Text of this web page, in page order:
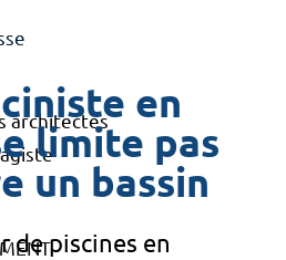
architectes
en
limite pas
un bassin
de piscines en